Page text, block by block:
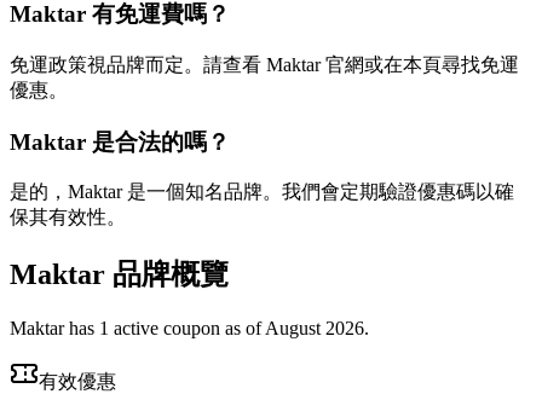
Maktar 有免運費嗎？
免運政策視品牌而定。請查看 Maktar 官網或在本頁尋找免運
優惠。
Maktar 是合法的嗎？
是的，Maktar 是一個知名品牌。我們會定期驗證優惠碼以確
保其有效性。
Maktar 品牌概覽
Maktar has 1 active coupon as of August 2026.
有效優惠